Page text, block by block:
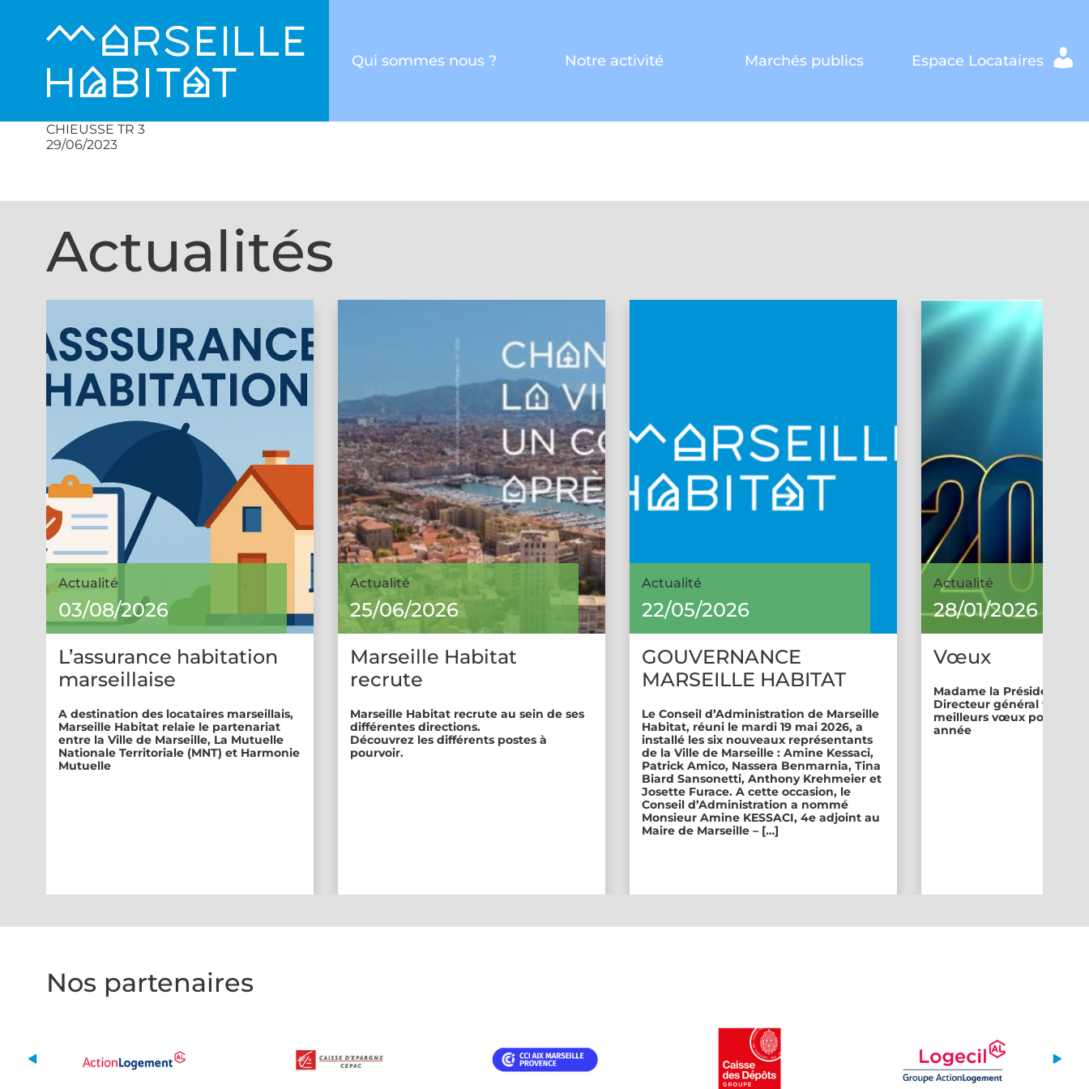
Qui sommes nous ? Notre activité Marchés publics Espace Locataires
CHIEUSSE TR 3
29/06/2023
Actualités
Actualité
03/08/2026
L’assurance habitation
marseillaise
A destination des locataires marseillais,
Marseille Habitat relaie le partenariat
entre la Ville de Marseille, La Mutuelle
Nationale Territoriale (MNT) et Harmonie
Mutuelle
Actualité
25/06/2026
Marseille Habitat
recrute
Marseille Habitat recrute au sein de ses
différentes directions.
Découvrez les différents postes à
pourvoir.
Actualité
22/05/2026
GOUVERNANCE
MARSEILLE HABITAT
Le Conseil d’Administration de Marseille
Habitat, réuni le mardi 19 mai 2026, a
installé les six nouveaux représentants
de la Ville de Marseille : Amine Kessaci,
Patrick Amico, Nassera Benmarnia, Tina
Biard Sansonetti, Anthony Krehmeier et
Josette Furace. A cette occasion, le
Conseil d’Administration a nommé
Monsieur Amine KESSACI, 4e adjoint au
Maire de Marseille – […]
Actualité
28/01/2026
Vœux
Madame la Présidente et
Directeur général vous
meilleurs vœux pour
année
Nos partenaires